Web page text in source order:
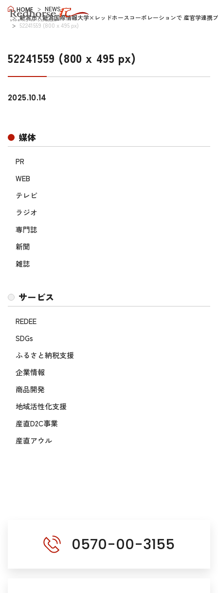
HOME
NEWS
新潟市×新潟国際情報大学×レッドホースコーポレーションで 産官学連携
52241559 (800 x 495 px)
52241559 (800 x 495 px)
媒体
PR
WEB
テレビ
ラジオ
専門誌
新聞
雑誌
サービス
REDEE
SDGs
ふるさと納税支援
企業情報
商品開発
地域活性化支援
産直D2C事業
産直アウル
2025.10.14
0570-00-3155